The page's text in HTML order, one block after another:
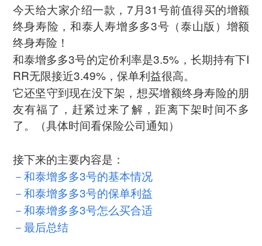
今天给大家介绍一款，7月31号前值得买的增额
终身寿险，和泰人寿增多多3号（泰山版）增额
终身寿险！
和泰增多多3号的定价利率是3.5%，长期持有下I
RR无限接近3.49%，保单利益很高。
它还坚守到现在没下架，想买增额终身寿险的朋
友有福了，赶紧过来了解，距离下架时间不多
了。（具体时间看保险公司通知）
接下来的主要内容是：
－和泰增多多3号的基本情况
－和泰增多多3号的保单利益
－和泰增多多3号怎么买合适
－最后总结